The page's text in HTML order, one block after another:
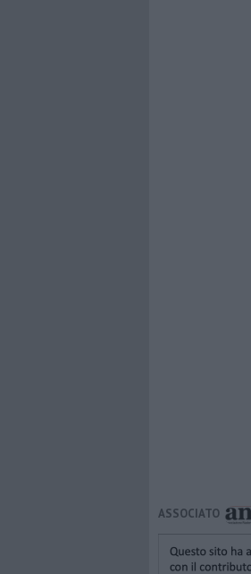
ASSOCIATO